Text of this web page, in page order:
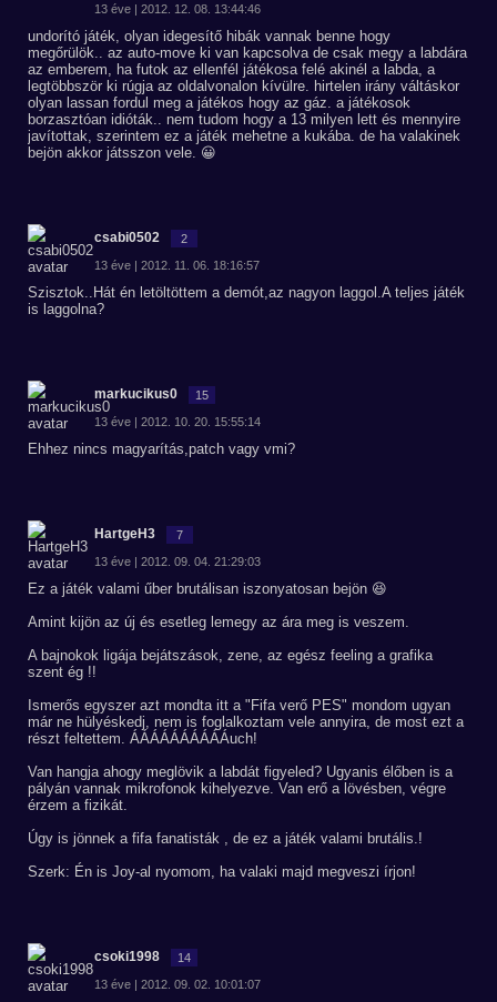
13 éve | 2012. 12. 08. 13:44:46
undorító játék, olyan idegesítő hibák vannak benne hogy
megőrülök.. az auto-move ki van kapcsolva de csak megy a labdára
az emberem, ha futok az ellenfél játékosa felé akinél a labda, a
legtöbbször ki rúgja az oldalvonalon kívülre. hirtelen irány váltáskor
olyan lassan fordul meg a játékos hogy az gáz. a játékosok
borzasztóan idióták.. nem tudom hogy a 13 milyen lett és mennyire
javítottak, szerintem ez a játék mehetne a kukába. de ha valakinek
bejön akkor játsszon vele. 😀
csabi0502 2
13 éve | 2012. 11. 06. 18:16:57
Szisztok..Hát én letöltöttem a demót,az nagyon laggol.A teljes játék
is laggolna?
markucikus0 15
13 éve | 2012. 10. 20. 15:55:14
Ehhez nincs magyarítás,patch vagy vmi?
HartgeH3 7
13 éve | 2012. 09. 04. 21:29:03
Ez a játék valami űber brutálisan iszonyatosan bejön 😆
Amint kijön az új és esetleg lemegy az ára meg is veszem.
A bajnokok ligája bejátszások, zene, az egész feeling a grafika
szent ég !!
Ismerős egyszer azt mondta itt a "Fifa verő PES" mondom ugyan
már ne hülyéskedj, nem is foglalkoztam vele annyira, de most ezt a
részt feltettem. ÁÁÁÁÁÁÁÁÁÁuch!
Van hangja ahogy meglövik a labdát figyeled? Ugyanis élőben is a
pályán vannak mikrofonok kihelyezve. Van erő a lövésben, végre
érzem a fizikát.
Úgy is jönnek a fifa fanatisták , de ez a játék valami brutális.!
Szerk: Én is Joy-al nyomom, ha valaki majd megveszi írjon!
csoki1998 14
13 éve | 2012. 09. 02. 10:01:07